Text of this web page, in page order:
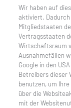
Wir haben auf
aktiviert. Dadurch
Mitgliedstaaten
Vertragsstaaten
Wirtschaftsraum
Ausnahmefällen
Google in den
Betreibers dieser
benutzen, um
über die
mit der